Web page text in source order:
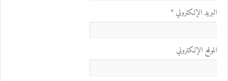
البريد الإلكتروني*
الموقع الإلكتروني